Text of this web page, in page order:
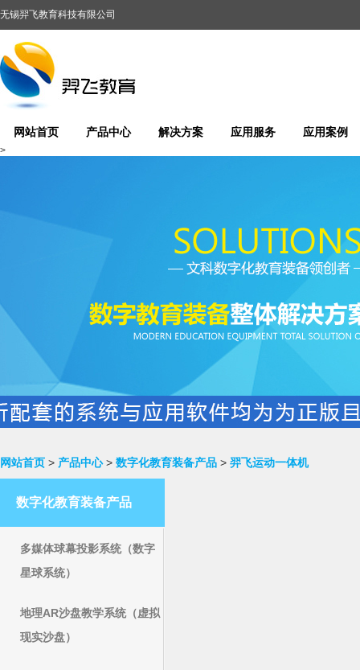
无锡羿飞教育科技有限公司
网站首页 产品中心 解决方案 应用服务 应用案例
>
网站首页 > 产品中心> 数字化教育装备产品 > 羿飞运动一体机
数字化教育装备产品
多媒体球幕投影系统（数字
星球系统）
地理AR沙盘教学系统（虚拟
现实沙盘）